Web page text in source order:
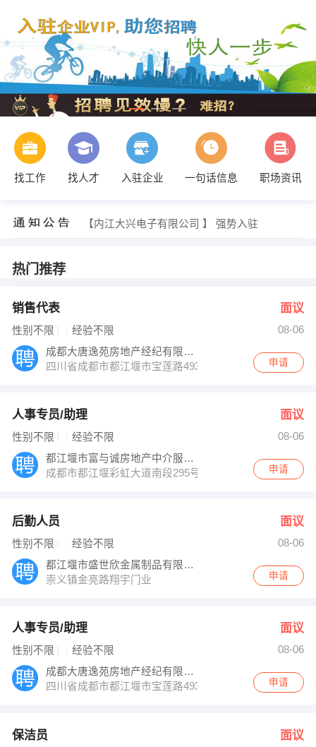
找工作 找人才 入驻企业 一句话信息
职场资讯
【内江大兴电子有限公司 】 强势入驻
雷姐 发布 [保洁员 ] 招聘信息
【成都雅艺电光 】 强势入驻
热门推荐
销售代表 面议
性别不限 经验不限
08-06
成都大唐逸苑房地产经纪有限公司
四川省成都市都江堰市宝莲路493号大唐房屋
申请
人事专员/助理 面议
性别不限 经验不限
08-06
都江堰市富与诚房地产中介服务有限公司
成都市都江堰彩虹大道南段295号东能财富广场写字楼14
申请
后勤人员 面议
性别不限 经验不限
08-06
都江堰市盛世欣金属制品有限公司
崇义镇金亮路翔宇门业
申请
人事专员/助理 面议
性别不限 经验不限
08-06
成都大唐逸苑房地产经纪有限公司
四川省成都市都江堰市宝莲路493号大唐房屋
申请
保洁员 面议